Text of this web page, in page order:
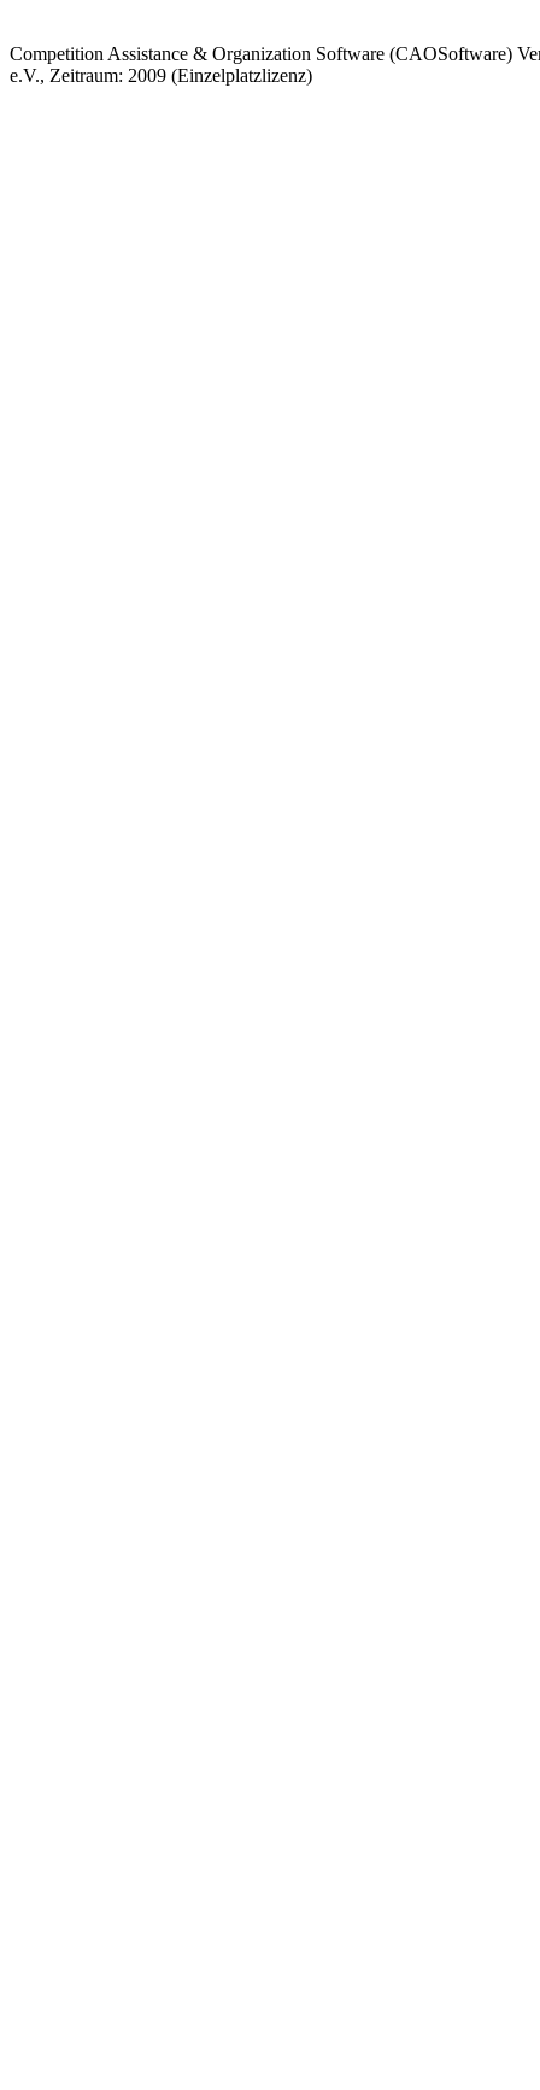
Competition Assistance & Organization Software (CAOSoftware)
e.V., Zeitraum: 2009 (Einzelplatzlizenz)